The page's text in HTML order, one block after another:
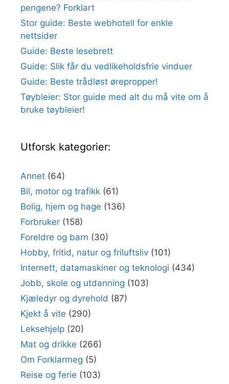
pengene? Forklart
Stor guide: Beste webhotell for enkle
nettsider
Guide: Beste lesebrett
Guide: Slik får du vedlikeholdsfrie vinduer
Guide: Beste trådløst ørepropper!
Tøybleier: Stor guide med alt du må vite om å
bruke tøybleier!
Utforsk kategorier:
Annet (64)
Bil, motor og trafikk (61)
Bolig, hjem og hage (136)
Forbruker (158)
Foreldre og barn (30)
Hobby, fritid, natur og friluftsliv (101)
Internett, datamaskiner og teknologi (434)
Jobb, skole og utdanning (103)
Kjæledyr og dyrehold (87)
Kjekt å vite (290)
Leksehjelp (20)
Mat og drikke (266)
Om Forklarmeg (5)
Reise og ferie (103)